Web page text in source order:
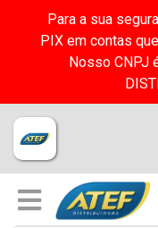
Para a sua
PIX em contas
Nosso CNPJ